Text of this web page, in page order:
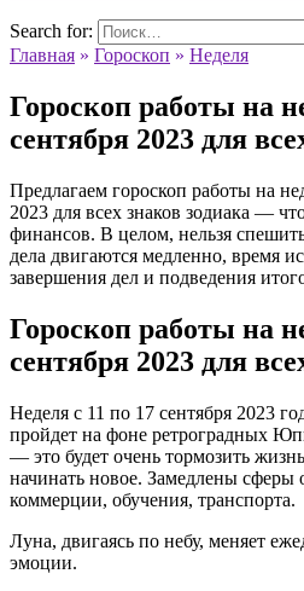
Search for:
Главная » Гороскоп » Неделя
Гороскоп работы на
сентября 2023 для
Предлагаем гороскоп работы на
2023 для всех знаков зодиака —
финансов. В целом, нельзя
дела двигаются медленно, время
завершения дел и подведения
Гороскоп работы на
сентября 2023 для
Неделя с 11 по 17 сентября 2023
пройдет на фоне ретроградных
— это будет очень тормозить
начинать новое. Замедлены сферы
коммерции, обучения, транспорта.
Луна, двигаясь по небу, меняет
эмоции.